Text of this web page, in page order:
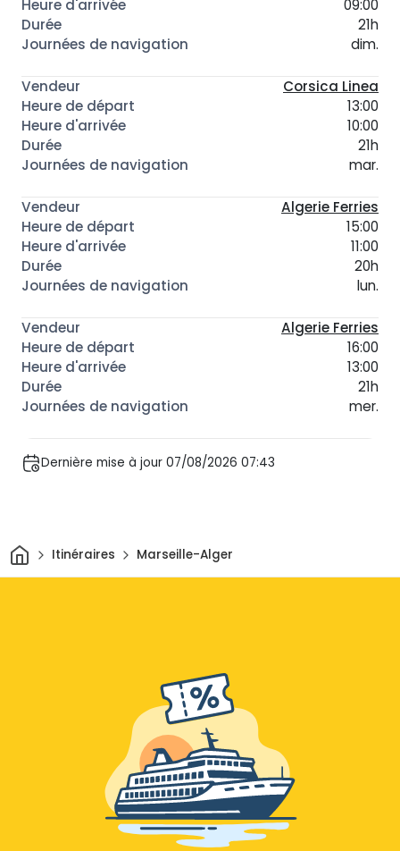
09:00
21h
dim.
Corsica Linea
13:00
10:00
21h
mar.
Algerie Ferries
15:00
11:00
20h
lun.
Algerie Ferries
16:00
13:00
21h
mer.
Dernière mise à jour 07/08/2026 07:43
Maison
Itinéraires Marseille-Alger